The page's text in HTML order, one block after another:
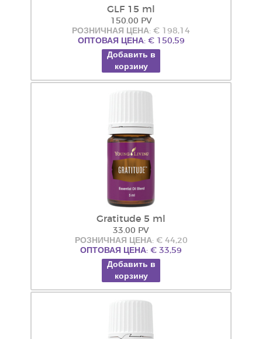
GLF 15 ml
150.00 PV
РОЗНИЧНАЯ ЦЕНА: € 198,14
ОПТОВАЯ ЦЕНА: € 150,59
Добавить в
корзину
Gratitude 5 ml
33.00 PV
РОЗНИЧНАЯ ЦЕНА: € 44,20
ОПТОВАЯ ЦЕНА: € 33,59
Добавить в
корзину